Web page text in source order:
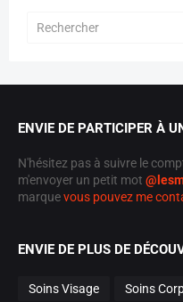
ENVIE DE PARTICIPER À
N'hésitez pas à suivre le
m'envoyer un petit mot
marquevous pouvez me
ENVIE DE PLUS DE
Soins Visage Soins